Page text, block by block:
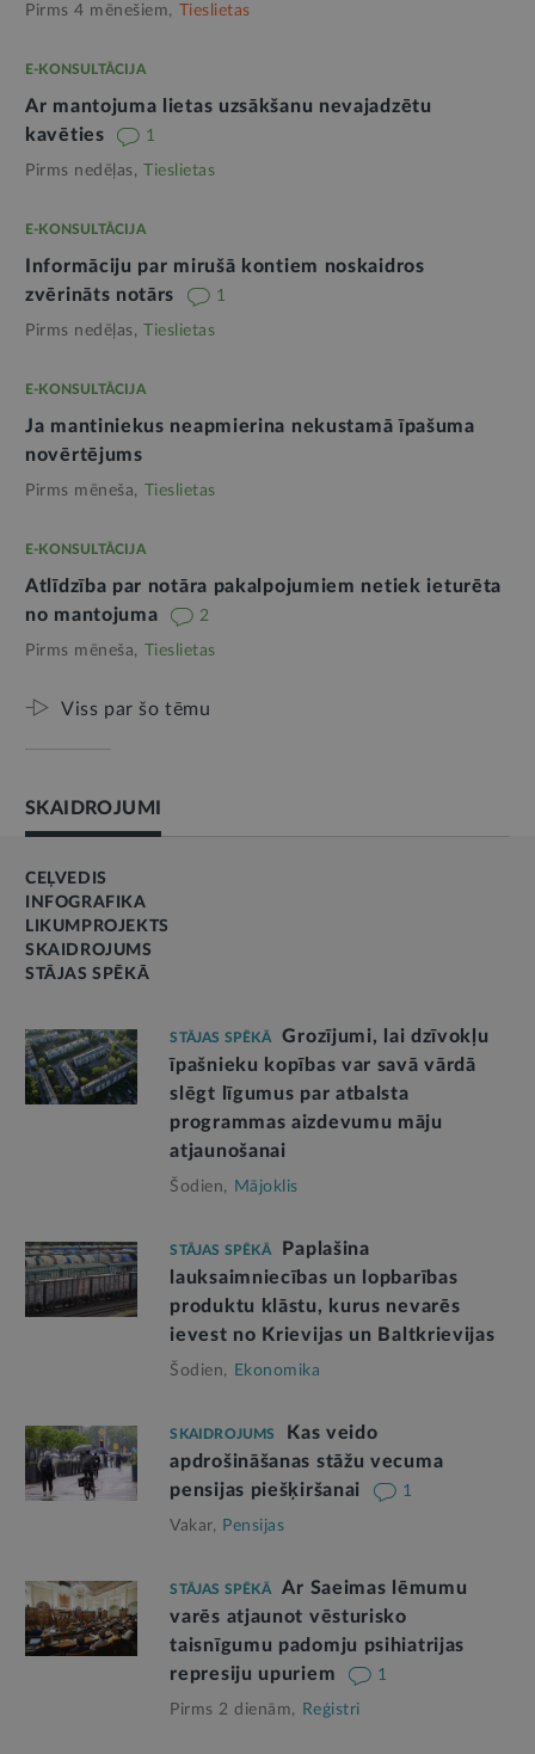
Pirms 4 mēnešiem, Tieslietas
E-KONSULTĀCIJA
Ar mantojuma lietas uzsākšanu nevajadzētu
kavēties
1
Pirms nedēļas, Tieslietas
E-KONSULTĀCIJA
Informāciju par mirušā kontiem noskaidros
zvērināts notārs
1
Pirms nedēļas, Tieslietas
E-KONSULTĀCIJA
Ja mantiniekus neapmierina nekustamā īpašuma
novērtējums
Pirms mēneša, Tieslietas
E-KONSULTĀCIJA
Atlīdzība par notāra pakalpojumiem netiek ieturēta
no mantojuma
2
Pirms mēneša, Tieslietas
Viss par šo tēmu
SKAIDROJUMI
CEĻVEDIS
INFOGRAFIKA
LIKUMPROJEKTS
SKAIDROJUMS
STĀJAS SPĒKĀ
STĀJAS SPĒKĀ
Grozījumi, lai dzīvokļu
īpašnieku kopības var savā vārdā
slēgt līgumus par atbalsta
programmas aizdevumu māju
atjaunošanai
Šodien, Mājoklis
STĀJAS SPĒKĀ
Paplašina
lauksaimniecības un lopbarības
produktu klāstu, kurus nevarēs
ievest no Krievijas un Baltkrievijas
Šodien, Ekonomika
SKAIDROJUMS
Kas veido
apdrošināšanas stāžu vecuma
pensijas piešķiršanai
1
Vakar, Pensijas
STĀJAS SPĒKĀ
Ar Saeimas lēmumu
varēs atjaunot vēsturisko
taisnīgumu padomju psihiatrijas
represiju upuriem
1
Pirms 2 dienām, Reģistri